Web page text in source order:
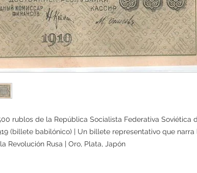
rublos de la República Socialista Federativa Soviética
(billete babilónico) | Un billete representativo que narra
Revolución Rusa | Oro, Plata, Japón